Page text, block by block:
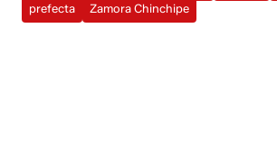
prefecta
Zamora Chinchipe